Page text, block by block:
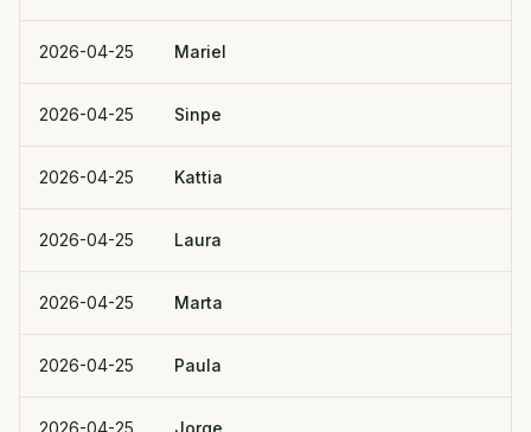
2026-04-25 Mariel
2026-04-25 Sinpe
2026-04-25 Kattia
2026-04-25 Laura
2026-04-25 Marta
2026-04-25 Paula
2026-04-25 Jorge